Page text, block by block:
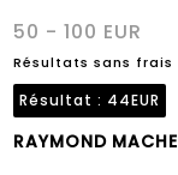
50 - 100 EUR
Résultats sans frais
Résultat : 44EUR
RAYMOND